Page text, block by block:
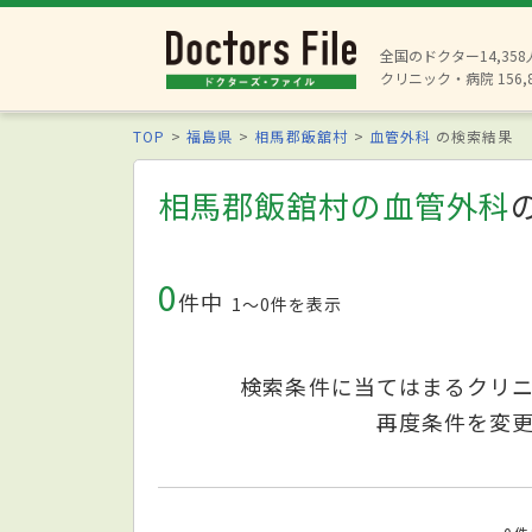
全国のドクター14,358
クリニック・病院
TOP 福島県 相馬郡飯舘村 血管外科 の検索結果
相馬郡飯舘村の血管外科
0件中 1〜0件を表示
検索条件に当てはまるクリ
再度条件を変